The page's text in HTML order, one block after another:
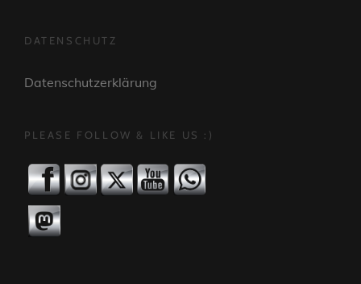
DATENSCHUTZ
Datenschutzerklärung
PLEASE FOLLOW & LIKE US :)